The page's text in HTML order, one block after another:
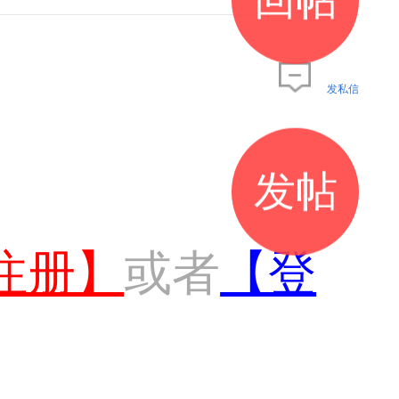
发私信
册】 或者 【登
发帖